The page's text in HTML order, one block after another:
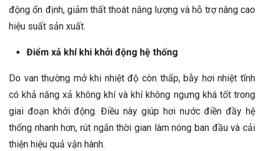
động ổn định, giảm thất thoát năng lượng và hỗ trợ nâng cao
hiệu suất sản xuất.
Điểm xả khí khi khởi động hệ thống
Do van thường mở khi nhiệt độ còn thấp, bẫy hơi nhiệt tĩnh
có khả năng xả không khí và khí không ngưng khá tốt trong
giai đoạn khởi động. Điều này giúp hơi nước điền đầy hệ
thống nhanh hơn, rút ngắn thời gian làm nóng ban đầu và cải
thiện hiệu quả vận hành.